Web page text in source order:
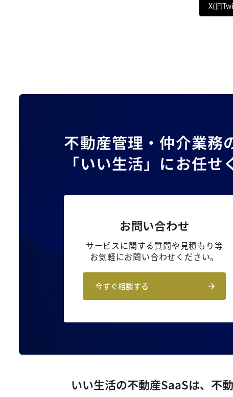
X(旧
不動産管理・仲介業務
「いい生活」にお任せ
お問い合わせ
サービスに関する質問や見積もり等
お気軽にお問い合わせください。
今すぐ相談する
いい生活の不動産SaaSは、 不